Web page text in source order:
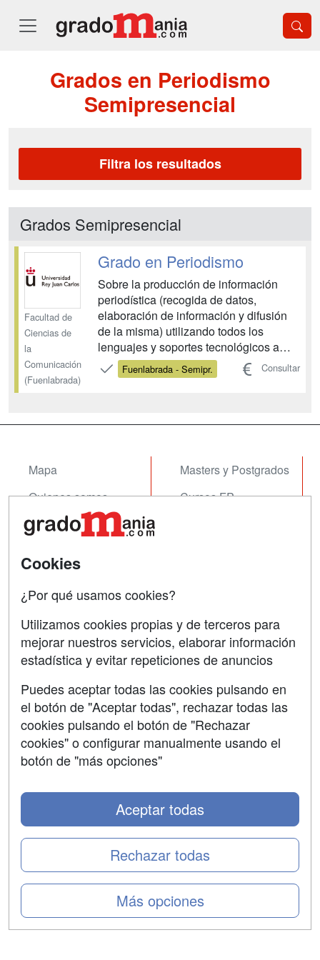
Grados en Periodismo
Semipresencial
Filtra los resultados
Grados Semipresencial
Facultad de
Ciencias de
la
Comunicación
(Fuenlabrada)
Grado en Periodismo
Sobre la producción de información
periodística (recogida de datos,
elaboración de información y difusión
de la misma) utilizando todos los
lenguajes y soportes tecnológicos a
disposición del periodismo en la
actualidad (prensa, radio, televisión y
teórica, histórica, jurídic...
Fuenlabrada - Semipr. Consultar
Mapa
Quienes somos
Tarifas publicidad
Masters y Postgrados
Cursos FP
Contactar
Confidencialidad
Copyleft
SÍGUENOS EN:
Cookies
¿Por qué usamos cookies?
Utilizamos cookies propias y de terceros para
mejorar nuestros servicios, elaborar información
estadística y evitar repeticiones de anuncios
Puedes aceptar todas las cookies pulsando en
el botón de "Aceptar todas", rechazar todas las
cookies pulsando el botón de "Rechazar
cookies" o configurar manualmente usando el
botón de "más opciones"
Más opciones
Rechazar todas
Aceptar todas